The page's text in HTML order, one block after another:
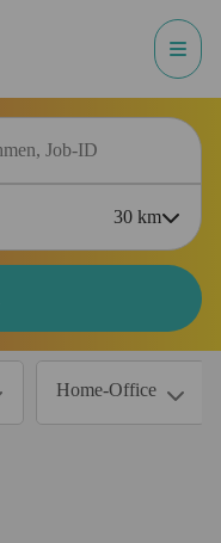
30 km
Home-Office